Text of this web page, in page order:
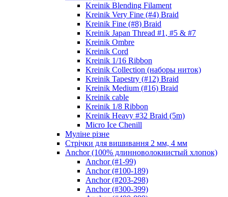
Kreinik Blending Filament
Kreinik Very Fine (#4) Braid
Kreinik Fine (#8) Braid
Kreinik Japan Thread #1, #5 & #7
Kreinik Ombre
Kreinik Cord
Kreinik 1/16 Ribbon
Kreinik Collection (наборы ниток)
Kreinik Tapestry (#12) Braid
Kreinik Medium (#16) Braid
Kreinik cable
Kreinik 1/8 Ribbon
Kreinik Heavy #32 Braid (5m)
Micro Ice Chenill
Муліне різне
Стрічки для вишивання 2 мм, 4 мм
Anchor (100% длинноволокнистый хлопок)
Anchor (#1-99)
Anchor (#100-189)
Anchor (#203-298)
Anchor (#300-399)